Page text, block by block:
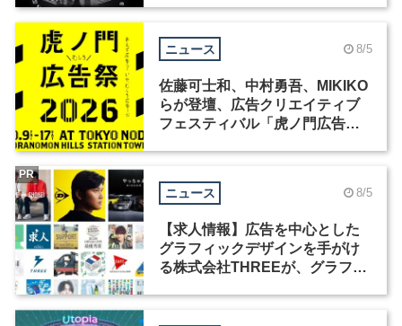
ニュース 8/5
佐藤可士和、中村勇吾、MIKIKO
らが登壇、広告クリエイティブ
フェスティバル「虎ノ門広告
ニュース 8/5
【求人情報】広告を中心とした
グラフィックデザインを手がけ
る株式会社THREEが、グラフィ
PR